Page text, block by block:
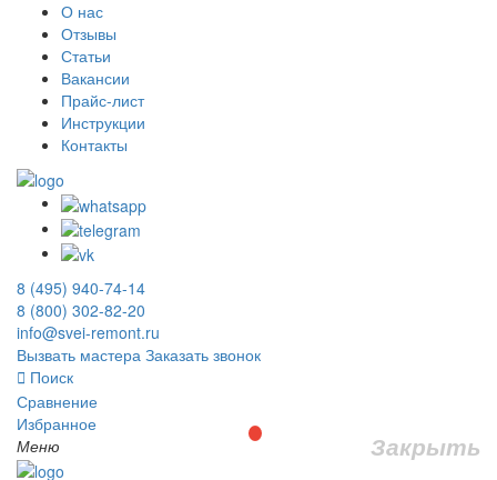
О нас
Отзывы
Статьи
Вакансии
Прайс-лист
Инструкции
Контакты
8 (495) 940-74-14
8 (800) 302-82-20
info@svei-remont.ru
Вызвать мастера Заказать звонок
Поиск
Сравнение
Избранное
Меню
Закрыть